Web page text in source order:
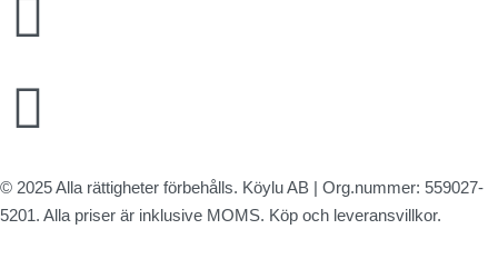
© 2025 Alla rättigheter förbehålls. Köylu AB | Org.nummer: 559027-
5201. Alla priser är inklusive MOMS. Köp och leveransvillkor.